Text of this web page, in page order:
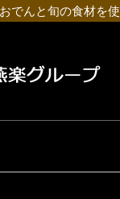
でんと旬の食材を